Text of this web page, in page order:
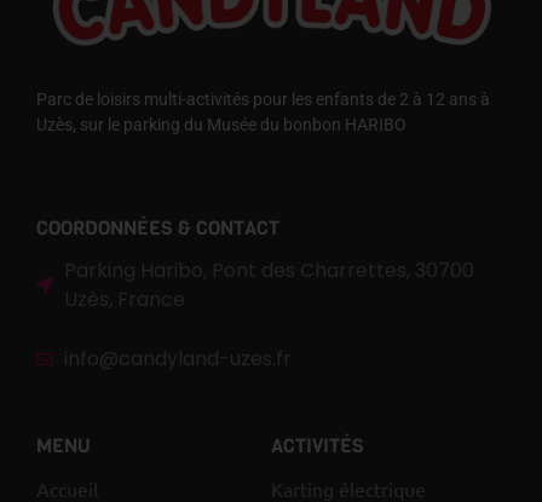
Parc de loisirs multi-activités pour les enfants de 2 à 12 ans à
Uzès, sur le parking du Musée du bonbon HARIBO
COORDONNÉES & CONTACT
Parking Haribo, Pont des Charrettes, 30700
Uzès, France
info@candyland-uzes.fr
MENU
Accueil
ACTIVITÉS
Karting électrique